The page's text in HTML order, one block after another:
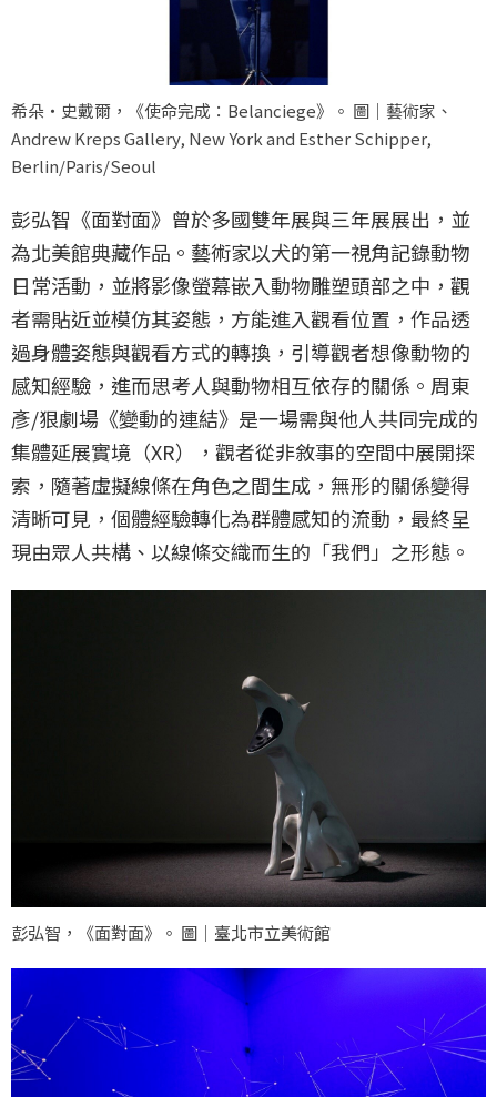
希朵‧史戴爾，《使命完成：Belanciege》。 圖｜藝術家、
Andrew Kreps Gallery, New York and Esther Schipper,
Berlin/Paris/Seoul
彭弘智《面對面》曾於多國雙年展與三年展展出，並
為北美館典藏作品。藝術家以犬的第一視角記錄動物
日常活動，並將影像螢幕嵌入動物雕塑頭部之中，觀
者需貼近並模仿其姿態，方能進入觀看位置，作品透
過身體姿態與觀看方式的轉換，引導觀者想像動物的
感知經驗，進而思考人與動物相互依存的關係。周東
彥/狠劇場《變動的連結》是一場需與他人共同完成的
集體延展實境（XR），觀者從非敘事的空間中展開探
索，隨著虛擬線條在角色之間生成，無形的關係變得
清晰可見，個體經驗轉化為群體感知的流動，最終呈
現由眾人共構、以線條交織而生的「我們」之形態。
彭弘智，《面對面》。 圖｜臺北市立美術館